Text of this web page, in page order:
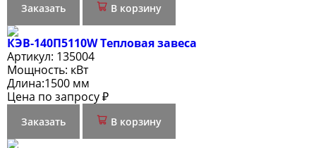
Заказать В корзину
КЭВ-140П5110W Тепловая завеса
Артикул: 135004
Мощность: кВт
Длина:1500 мм
Цена по запросу ₽
Заказать В корзину